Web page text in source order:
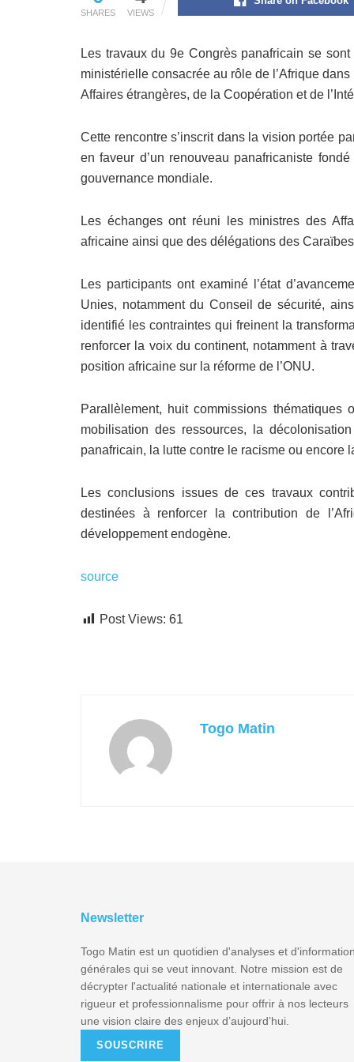
SHARES VIEWS
Les travaux du 9e Congrès panafricain se
ministérielle consacrée au rôle de l’Afrique
Affaires étrangères, de la Coopération et de
Cette rencontre s’inscrit dans la vision portée
en faveur d’un renouveau panafricaniste
gouvernance mondiale.
Les échanges ont réuni les ministres des
africaine ainsi que des délégations des
Les participants ont examiné l’état
Unies, notamment du Conseil de sécurité,
identifié les contraintes qui freinent la
renforcer la voix du continent, notamment à
position africaine sur la réforme de l’ONU.
Parallèlement, huit commissions
mobilisation des ressources, la
panafricain, la lutte contre le racisme ou encore
Les conclusions issues de ces travaux
destinées à renforcer la contribution de
développement endogène.
source
Post Views: 61
Togo Matin
Newsletter
Togo Matin est un quotidien d'analyses et
générales qui se veut innovant. Notre mission est de
décrypter l'actualité nationale et internationale avec
rigueur et professionnalisme pour offrir à nos lecteurs
une vision claire des enjeux d’aujourd’hui.
SOUSCRIRE